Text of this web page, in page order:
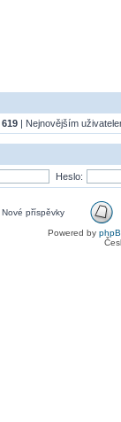
619 | Nejnovějším
Heslo:
Nové příspěvky
Powered by